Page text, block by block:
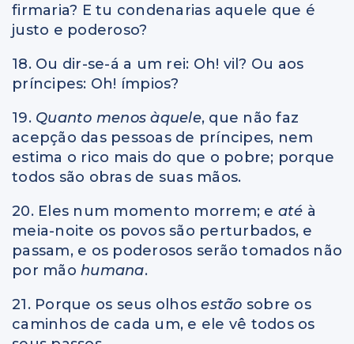
firmaria? E tu condenarias aquele que é
justo e poderoso?
18. Ou dir-se-á a um rei: Oh! vil? Ou aos
príncipes: Oh! ímpios?
19. Quanto menos àquele, que não faz
acepção das pessoas de príncipes, nem
estima o rico mais do que o pobre; porque
todos são obras de suas mãos.
20. Eles num momento morrem; e até à
meia-noite os povos são perturbados, e
passam, e os poderosos serão tomados não
por mão humana.
21. Porque os seus olhosestão sobre os
caminhos de cada um, e ele vê todos os